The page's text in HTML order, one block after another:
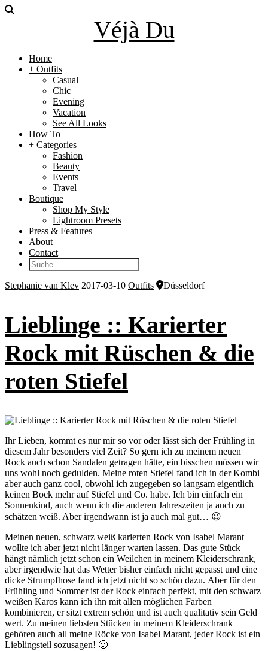
Véjà Du
Home
+ Outfits
Casual
Chic
Evening
Vacation
See All Looks
How To
+ Categories
Fashion
Beauty
Events
Travel
Boutique
Shop My Style
Lightroom Presets
Press & Features
About
Contact
Stephanie van Klev 2017-03-10 Outfits Düsseldorf
Lieblinge :: Karierter
Rock mit Rüschen & die
roten Stiefel
Ihr Lieben, kommt es nur mir so vor oder lässt sich der Frühling in
diesem Jahr besonders viel Zeit? So gern ich zu meinem neuen
Rock auch schon Sandalen getragen hätte, ein bisschen müssen wir
uns wohl noch gedulden. Meine roten Stiefel fand ich in der Kombi
aber auch ganz cool, obwohl ich zugegeben so langsam eigentlich
keinen Bock mehr auf Stiefel und Co. habe. Ich bin einfach ein
Sonnenkind, auch wenn ich die anderen Jahreszeiten ja auch zu
schätzen weiß. Aber irgendwann ist ja auch mal gut… 😉
Meinen neuen, schwarz weiß karierten Rock von Isabel Marant
wollte ich aber jetzt nicht länger warten lassen. Das gute Stück
hängt nämlich jetzt schon ein Weilchen in meinem Kleiderschrank,
aber irgendwie hat das Wetter bisher einfach nicht gepasst und eine
dicke Strumpfhose fand ich jetzt nicht so schön dazu. Aber für den
Frühling und Sommer ist der Rock einfach perfekt, mit den schwarz
weißen Karos kann ich ihn mit allen möglichen Farben
kombinieren, er sitzt extrem schön und ist auch qualitativ sein Geld
wert. Zu meinen liebsten Stücken in meinem Kleiderschrank
gehören auch all meine Röcke von Isabel Marant, jeder Rock ist ein
Lieblingsteil sozusagen! 🙂